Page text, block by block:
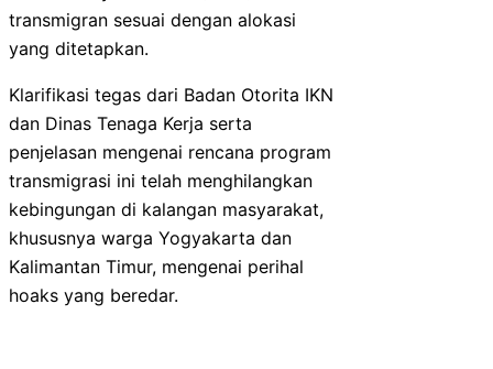
transmigran sesuai dengan alokasi
yang ditetapkan.
Klarifikasi tegas dari Badan Otorita IKN
dan Dinas Tenaga Kerja serta
penjelasan mengenai rencana program
transmigrasi ini telah menghilangkan
kebingungan di kalangan masyarakat,
khususnya warga Yogyakarta dan
Kalimantan Timur, mengenai perihal
hoaks yang beredar.